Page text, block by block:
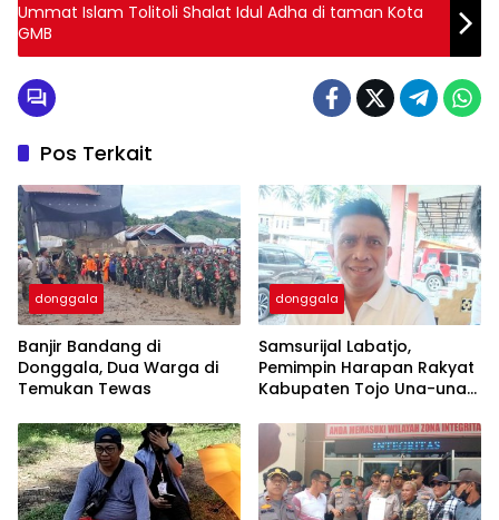
Ummat Islam Tolitoli Shalat Idul Adha di taman Kota
GMB
Pos Terkait
donggala
Banjir Bandang di
Donggala, Dua Warga di
Temukan Tewas
donggala
Samsurijal Labatjo,
Pemimpin Harapan Rakyat
Kabupaten Tojo Una-una
Kemiskinan